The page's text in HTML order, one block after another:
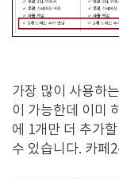
가장 많이 사용하
이 가능한데 이미
에 1개만 더 추가
수 있습니다. 카페